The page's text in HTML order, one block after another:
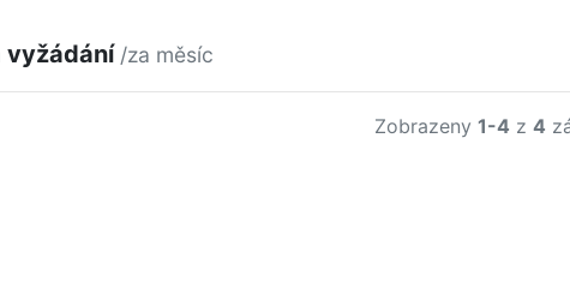
vyžádání /za měsíc
Zobrazeny 1-4 z 4